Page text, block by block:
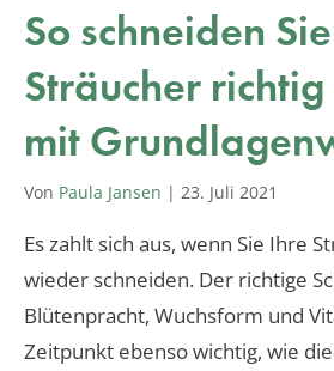
So schneiden
Sträucher
mit
Von Paula Jansen | 23. Juli 2021
Es zahlt sich aus, wenn Sie Ihre
wieder schneiden. Der richtige
Blütenpracht, Wuchsform und
Zeitpunkt ebenso wichtig, wie